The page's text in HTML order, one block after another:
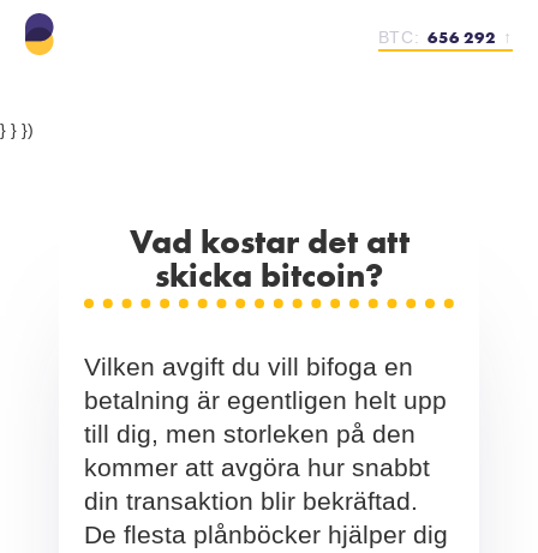
} } })
BTC: 656 292 ↑
Vad kostar det att
skicka bitcoin?
Vilken avgift du vill bifoga en
betalning är egentligen helt upp
till dig, men storleken på den
kommer att avgöra hur snabbt
din transaktion blir bekräftad.
De flesta plånböcker hjälper dig